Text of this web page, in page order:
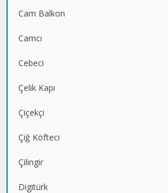
Cam Balkon
Camcı
Cebeci
Çelik Kapı
Çiçekçi
Çiğ Köfteci
Çilingir
Digitürk